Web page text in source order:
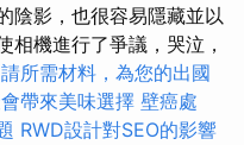
陰影，也很容易隱藏並以
相機進行了爭議，哭泣，
所需材料，為您的出國
帶來美味選擇 壁癌處
RWD設計對SEO的影響